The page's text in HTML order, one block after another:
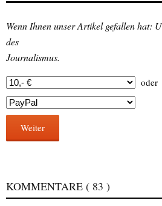
Wenn Ihnen unser Artikel gefallen hat:
des
Journalismus.
oder
Weiter
KOMMENTARE ( 83 )